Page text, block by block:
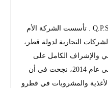
تحت قيادة شركتها الأم « بلدنا Q.P.S.C . تأسست الشركة الأم
قانون الشركات التجارية لدولة قطر،
والإشراف الكامل على
عمليات شركتها التابعة منذ إنشائها في عام 2014، نجحت في أن
والمشروبات في قطرو